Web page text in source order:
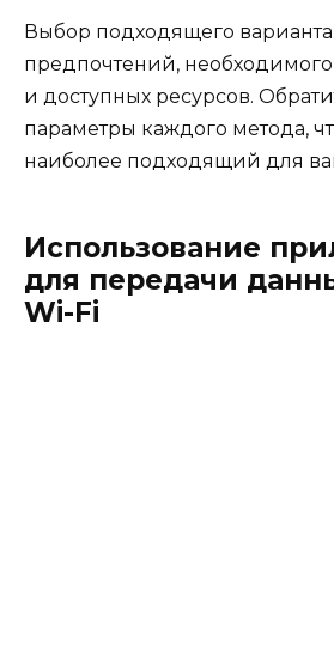
Выбор подходящего варианта
предпочтений,
и доступных ресурсов.
параметры каждого метода,
наиболее подходящий для
Использование
для передачи
Wi-Fi